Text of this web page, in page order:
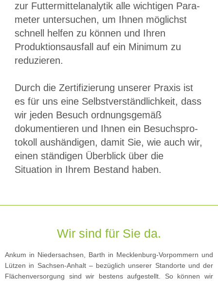
zur Fut­ter­mit­tel­ana­ly­tik alle wichtigen Pa­ra­
me­ter untersuchen, um Ihnen mög­lichst
schnell helfen zu können und Ih­ren
Produktionsausfall auf ein Mi­ni­mum zu
reduzieren.
Durch die Zertifizierung unserer Praxis ist
es für uns eine Selbst­ver­ständ­lich­keit, dass
wir jeden Besuch ord­nungs­ge­mäß
dokumentieren und Ihnen ein Be­suchs­pro­
to­koll aushändigen, damit Sie, wie auch wir,
einen ständigen Über­blick über die
Situation in Ihrem Be­stand haben.
Wir sind für Sie da.
Ankum in Niedersachsen, Barth in Mecklenburg-Vorpommern und
Lützen in Sachsen-Anhalt – bezüglich unserer Standorte und der
Flächenversorgung sind wir bestens aufgestellt. So können wir